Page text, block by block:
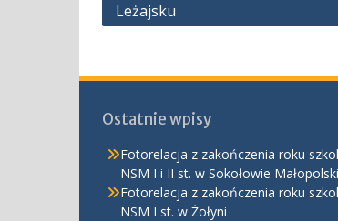
wpisu
Leżajsku
Ostatnie wpisy
Fotorelacja z zakończenia roku
NSM I i II st. w Sokołowie
Fotorelacja z zakończenia roku
NSM I st. w Żołyni